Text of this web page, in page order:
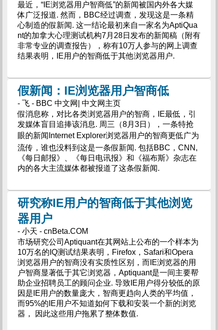
最近，“IE浏览器用户智商低”的新闻被国内外各大媒
体广泛报道. 然而，BBC经过调查，发现这是一条精
心制造的假新闻. 这一结论最初来自一家名为AptiQua
nt的加拿大心理测试机构7月28日发布的新闻稿（附有
非常专业的调查报告），称有10万人参与的网上调查
结果表明，IE用户的智商低于其他浏览器用户.
假新闻：IE浏览器用户智商低
- 飞 - BBC 中文网| 中文网主页
假消息称，对比各类浏览器用户的智商，IE最低，引
发媒体盲目追捧该消息. 周三（8月3日），一条特抢
眼的新闻Internet Explorer浏览器用户的智商更低广为
流传，谁也没料到这是一条假新闻. 包括BBC，CNN,
《每日邮报》、《每日电讯报》和《福布斯》杂志在
内的各大主流媒体都被报道了这条假新闻.
研究称IE用户的智商低于其他浏览
器用户
- 小天 - cnBeta.COM
市场研究公司Aptiquant在其网站上公布的一个样本为
10万名的IQ测试结果表明，Firefox，Safari和Opera
浏览器用户的智商没有实质性区别，而IE浏览器的用
户智商显著低于其它浏览器，Aptiquant是一间主要帮
助企业招聘员工的顾问企业. 导致IE用户得分较低的原
因是IE用户的数量庞大，智商更趋向人类的平均值，
而95%的IE用户不知道如何下载和安装一个新的浏览
器， 因此这些用户拖累了整体数值.